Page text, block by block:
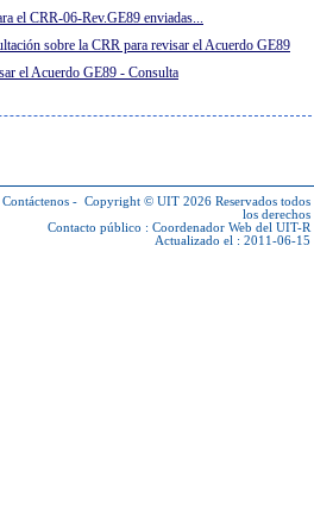
el CRR-06-Rev.GE89 enviadas...
sobre la CRR para revisar el Acuerdo GE89
el Acuerdo GE89 - Consulta
Contáctenos - Copyright © UIT 2026 Reservados todos
los derechos
Contacto público : Coordenador Web del UIT-R
Actualizado el : 2011-06-15